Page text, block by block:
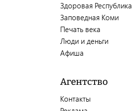
Здоровая Республика
Заповедная Коми
Печать века
Люди и деньги
Афиша
Агентство
Контакты